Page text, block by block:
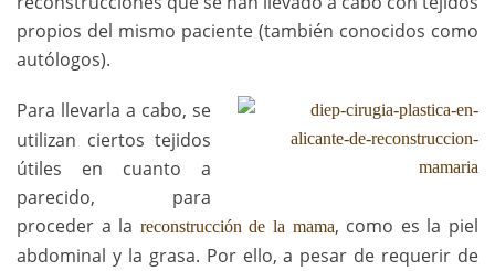
propios del mismo paciente (también conocidos como
autólogos).
Para llevarla a cabo, se
utilizan ciertos tejidos
útiles en cuanto a
parecido, para
proceder a la reconstrucción de la mama, como es la piel
abdominal y la grasa. Por ello, a pesar de requerir de